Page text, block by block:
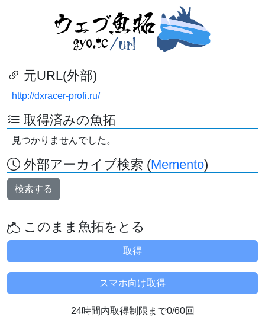
元URL(外部)
http://dxracer-profi.ru/
取得済みの魚拓
見つかりませんでした。
外部アーカイブ検索 (Memento)
検索する
このまま魚拓をとる
24時間内取得制限まで0/60回